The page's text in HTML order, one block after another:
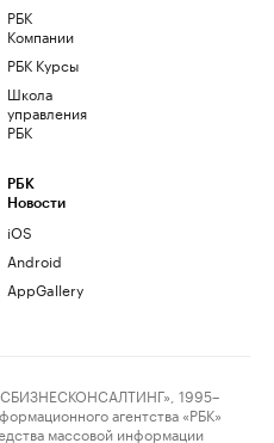
РБК
Компании
РБК Курсы
Школа
управления
РБК
РБК
Новости
iOS
Android
AppGallery
1995–
агентства «РБК»
массовой информации